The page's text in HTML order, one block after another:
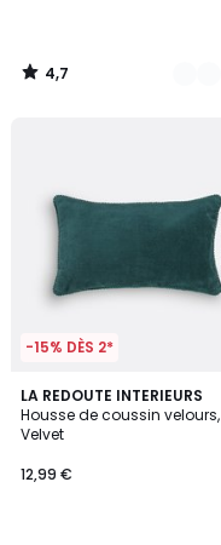
4,7
/
-15% DÈS 2*
LA REDOUTE INTERIEURS
Housse de coussin velours,
Velvet
12,99 €
4,6
/ 5
10
Couleurs